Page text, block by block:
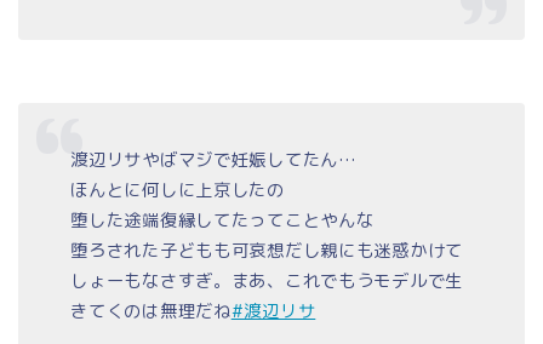
渡辺リサやばマジで妊娠してたん…
ほんとに何しに上京したの
堕した途端復縁してたってことやんな
堕ろされた子どもも可哀想だし親にも迷惑かけて
しょーもなさすぎ。まあ、これでもうモデルで生
きてくのは無理だね#渡辺リサ